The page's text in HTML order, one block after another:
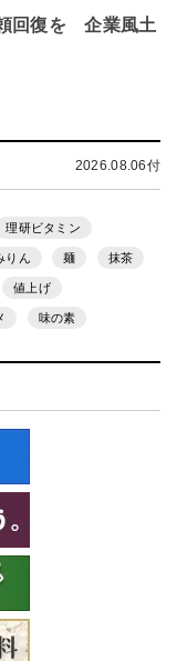
回復を 企業風土
2026.08.06付
理研ビタミン
りん 麺 抹茶
値上げ
味の素